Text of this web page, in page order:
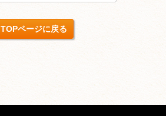
TOPページに戻る